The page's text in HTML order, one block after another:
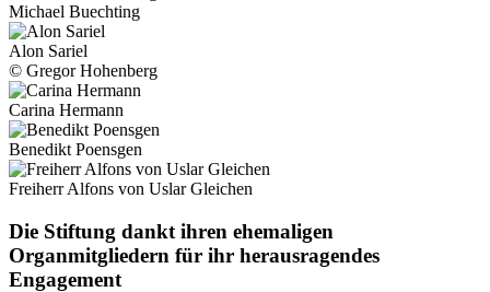
Michael Buechting
Alon Sariel
© Gregor Hohenberg
Carina Hermann
Benedikt Poensgen
Freiherr Alfons von Uslar Gleichen
Die Stiftung dankt ihren ehemaligen
Organmitgliedern für ihr herausragendes
Engagement